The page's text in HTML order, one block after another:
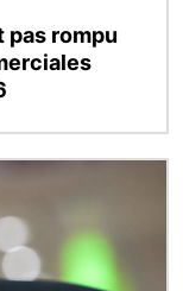
pas rompu